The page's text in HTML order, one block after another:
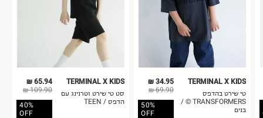
65.94 ₪
109.90 ₪
40%
OFF
TERMINAL X KIDS
סט טי שירט וטרנינג עם
הדפס / TEEN
34.95 ₪
69.90 ₪
50%
OFF
TERMINAL X KIDS
טי שירט בהדפס
TRANSFORMERS © /
בנים